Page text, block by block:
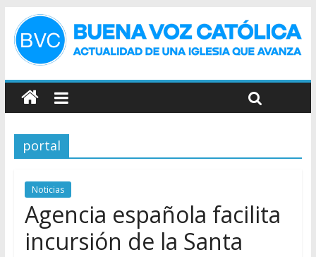
portal
Noticias
Agencia española facilita
incursión de la Santa